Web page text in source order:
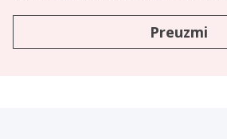
Preuzmi